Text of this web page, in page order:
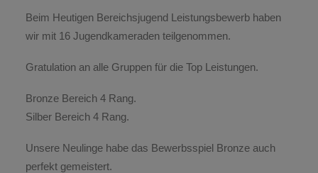
Beim Heutigen Bereichsjugend Leistungsbewerb haben
wir mit 16 Jugendkameraden teilgenommen.
Gratulation an alle Gruppen für die Top Leistungen.
Bronze Bereich 4 Rang.
Silber Bereich 4 Rang.
Unsere Neulinge habe das Bewerbsspiel Bronze auch
perfekt gemeistert.